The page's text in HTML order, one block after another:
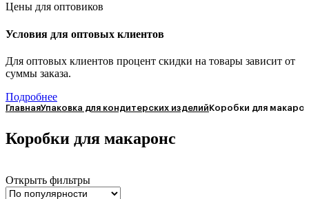
Цены для оптовиков
Условия для оптовых клиентов
Для оптовых клиентов процент скидки на товары зависит от
суммы заказа.
Подробнее
ГлавнаяУпаковка для кондитерских изделийКоробки для
Коробки для макаронс
Открыть фильтры